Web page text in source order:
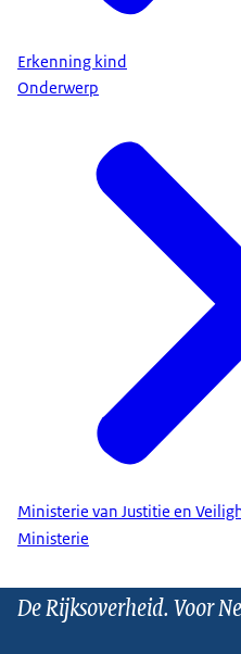
Erkenning kind
Onderwerp
Ministerie van Justitie en
Ministerie
De Rijksoverheid. Voor